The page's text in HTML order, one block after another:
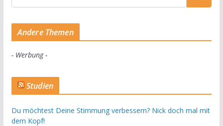
Andere Themen
- Werbung -
Studien
Du möchtest Deine Stimmung verbessern? Nick doch mal mit
dem Kopf!